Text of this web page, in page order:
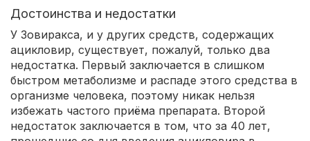
Достоинства и недостатки
У Зовиракса, и у других средств, содержащих
ацикловир, существует, пожалуй, только два
недостатка. Первый заключается в слишком
быстром метаболизме и распаде этого средства в
организме человека, поэтому никак нельзя
избежать частого приёма препарата. Второй
недостаток заключается в том, что за 40 лет,